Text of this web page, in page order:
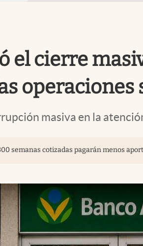
cierre
operaciones
masiva en la
semanas cotizadas pagarán menos